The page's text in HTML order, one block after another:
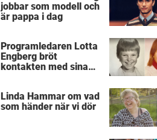
jobbar som modell och
är pappa i dag
Programledaren Lotta
Engberg bröt
kontakten med sina
Linda Hammar om vad
som händer när vi dör